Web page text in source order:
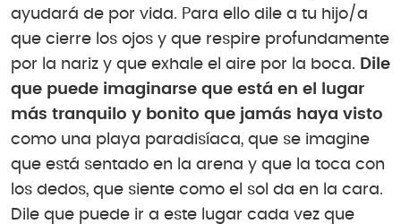
ayudará de por vida. Para ello dile a tu hijo/a
que cierre los ojos y que respire profundamente
por la nariz y que exhale el aire por la boca. Dile
que puede imaginarse que está en el lugar
más tranquilo y bonito que jamás haya visto
como una playa paradisíaca, que se imagine
que está sentado en la arena y que la toca con
los dedos, que siente como el sol da en la cara.
Dile que puede ir a este lugar cada vez que